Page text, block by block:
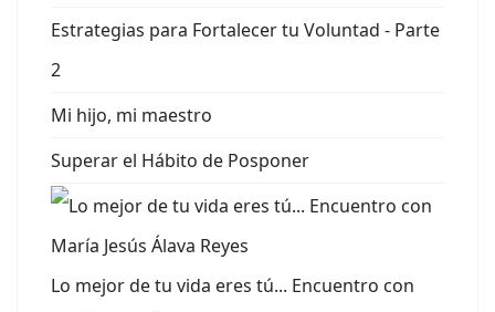
Estrategias para Fortalecer tu Voluntad - Parte
2
Mi hijo, mi maestro
Superar el Hábito de Posponer
Lo mejor de tu vida eres tú... Encuentro con